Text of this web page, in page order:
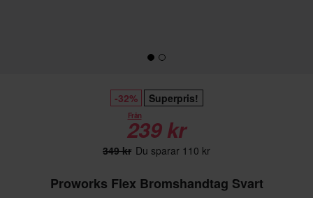
-32% Superpris!
Från
239 kr
349 kr Du sparar 110 kr
Proworks Flex Bromshandtag Svart